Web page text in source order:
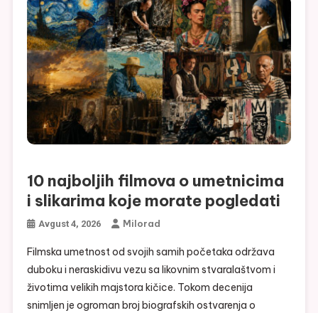
Virtuelna umetnost novog doba, novi statusni simbol u
digitalnom formatu
Gde odvesti goste u Beogradu, mesta koja najbolje
predstavljaju grad
8 najpopularnijih pesama Dina Merlina svih vremena
10 najboljih filmova o umetnicima
i slikarima koje morate pogledati
Avgust 4, 2026 Milorad
Filmska umetnost od svojih samih početaka održava
duboku i neraskidivu vezu sa likovnim stvaralaštvom i
životima velikih majstora kičice. Tokom decenija
snimljen je ogroman broj biografskih ostvarenja o